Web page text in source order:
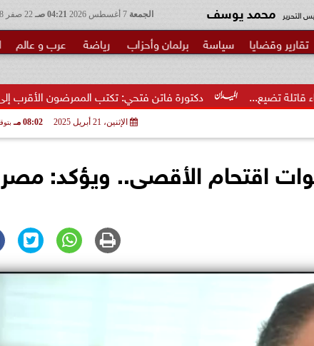
الجمعة 04:21 صـ التحرير محمد يوسف
تقارير وقضايا سياسة برلمان وأحزاب رياضة عرب و عالم
دكتورة فاتن فتحي: تكتب الممرضون الأقرب إلى الخطر.. شكرا
الإثنين، 21 أبريل 2025 08:02 مـ
اقتحام الأقصى.. ويؤكد: مصر